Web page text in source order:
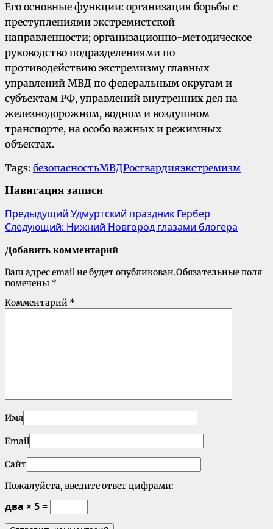
Его основные функции: организация борьбы с
преступлениями экстремистской
направленности; организационно-методическое
руководство подразделениями по
противодействию экстремизму главных
управлений МВД по федеральным округам и
субъектам РФ, управлений внутренних дел на
железнодорожном, водном и воздушном
транспорте, на особо важных и режимных
объектах.
Tags: безопасностьМВДРосгвардияэкстремизм
Навигация записи
Предыдущий Удмуртский праздник Гербер
Следующий: Нижний Новгород глазами блогера
Добавить комментарий
Ваш адрес email не будет опубликован.Обязательные поля
помечены *
Комментарий *
Имя
Email
Сайт
Пожалуйста, введите ответ цифрами:
два × 5 =